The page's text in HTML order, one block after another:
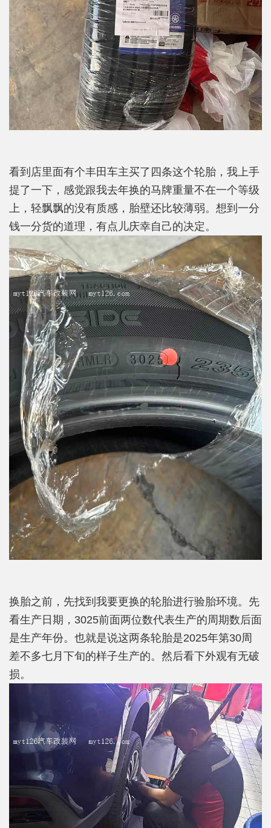
看到店里面有个丰田车主买了四条这个轮胎，我上手
提了一下，感觉跟我去年换的马牌重量不在一个等级
上，轻飘飘的没有质感，胎壁还比较薄弱。想到一分
钱一分货的道理，有点儿庆幸自己的决定。
换胎之前，先找到我要更换的轮胎进行验胎环境。先
看生产日期，3025前面两位数代表生产的周期数后面
是生产年份。也就是说这两条轮胎是2025年第30周
差不多七月下旬的样子生产的。然后看下外观有无破
损。